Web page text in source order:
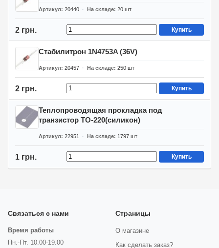
Артикул 20440 На складе 20 шт
2 грн. Купить
Стабилитрон 1N4753A (36V)
Артикул 20457 На складе 250 шт
2 грн. Купить
Теплопроводящая прокладка под
транзистор TO-220(силикон)
Артикул 22951 На складе 1797 шт
1 грн. Купить
Связаться с нами
Время работы
Пн.-Пт. 10.00-19.00
Страницы
О магазине
Как сделать заказ?